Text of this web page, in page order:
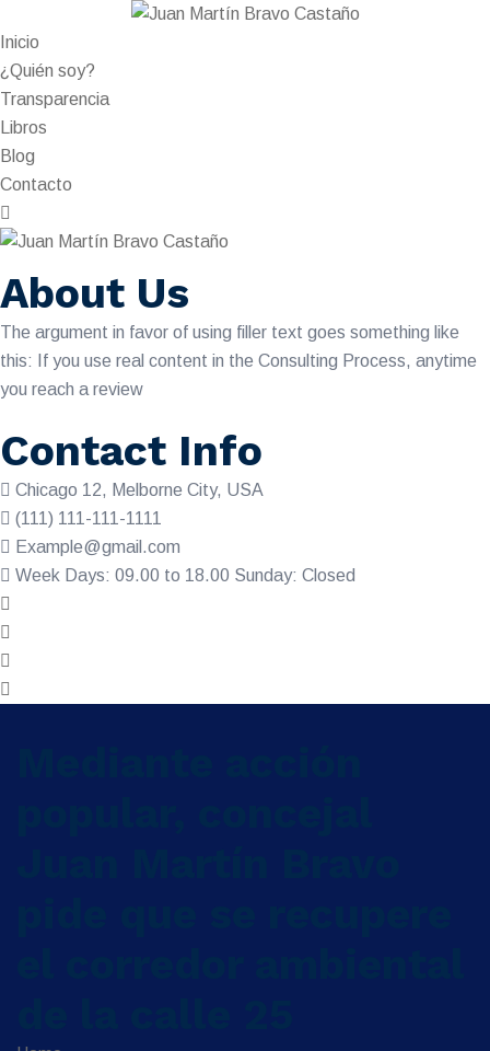
Inicio
¿Quién soy?
Transparencia
Libros
Blog
Contacto
About Us
The argument in favor of using filler text goes something like
this: If you use real content in the Consulting Process, anytime
you reach a review
Contact Info
Chicago 12, Melborne City, USA
(111) 111-111-1111
Example@gmail.com
Week Days: 09.00 to 18.00 Sunday: Closed